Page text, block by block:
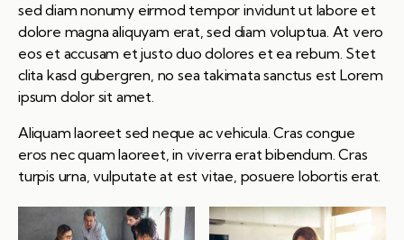
sed diam nonumy eirmod tempor invidunt ut labore et
dolore magna aliquyam erat, sed diam voluptua. At vero
eos et accusam et justo duo dolores et ea rebum. Stet
clita kasd gubergren, no sea takimata sanctus est Lorem
ipsum dolor sit amet.
Aliquam laoreet sed neque ac vehicula. Cras congue
eros nec quam laoreet, in viverra erat bibendum. Cras
turpis urna, vulputate at est vitae, posuere lobortis erat.